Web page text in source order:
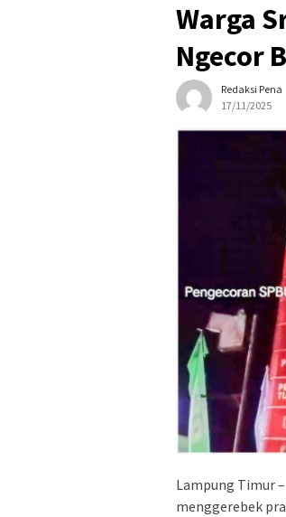
Warga
Ngecor
Redaksi Pena
17/11/2025
Lampung Timur
menggerebek